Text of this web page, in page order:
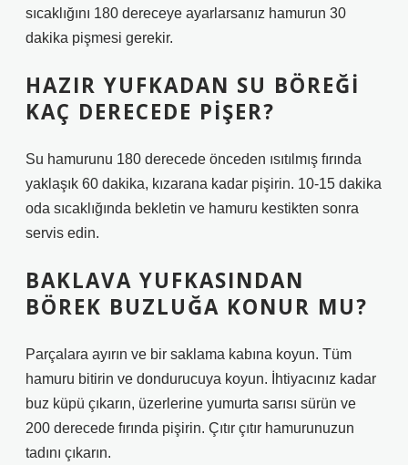
sıcaklığını 180 dereceye ayarlarsanız hamurun 30
dakika pişmesi gerekir.
HAZIR YUFKADAN SU BÖREĞI
KAÇ DERECEDE PIŞER?
Su hamurunu 180 derecede önceden ısıtılmış fırında
yaklaşık 60 dakika, kızarana kadar pişirin. 10-15 dakika
oda sıcaklığında bekletin ve hamuru kestikten sonra
servis edin.
BAKLAVA YUFKASINDAN
BÖREK BUZLUĞA KONUR MU?
Parçalara ayırın ve bir saklama kabına koyun. Tüm
hamuru bitirin ve dondurucuya koyun. İhtiyacınız kadar
buz küpü çıkarın, üzerlerine yumurta sarısı sürün ve
200 derecede fırında pişirin. Çıtır çıtır hamurunuzun
tadını çıkarın.